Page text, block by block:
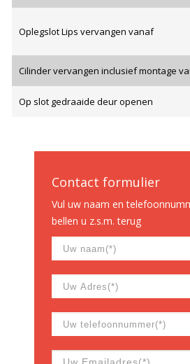
Oplegslot Lips vervangen vanaf
Cilinder vervangen inclusief montage
Op slot gedraaide deur openen
Contact formulier
Vul uw naam en
bellen u z.s.m. terug